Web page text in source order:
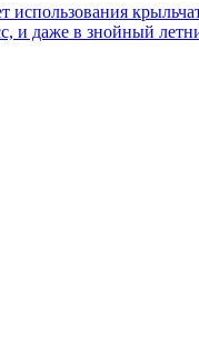
даже в знойный